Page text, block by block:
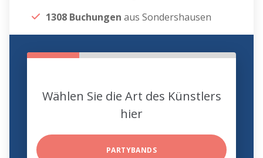
1308 Buchungen aus Sondershausen
Wählen Sie die Art des Künstlers
hier
PARTYBANDS